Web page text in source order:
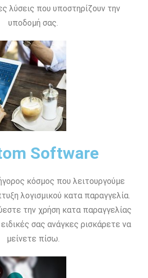
λύσεις που υποστηρίζουν την
υποδομή σας.
Software
κόσμος που λειτουργούμε
λογισμικού κατα παραγγελία.
την χρήση κατα παραγγελίας
ειδικές σας ανάγκες ρισκάρετε να
μείνετε πίσω.